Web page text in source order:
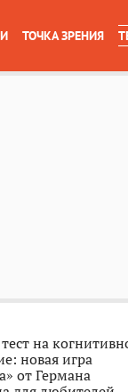
ТОЧКА ЗРЕНИЯ
на
новая игра
от Германа